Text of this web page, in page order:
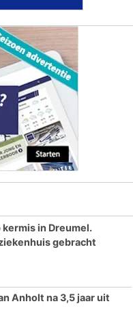
in Dreumel.
gebracht
Anholt na 3,5 jaar uit